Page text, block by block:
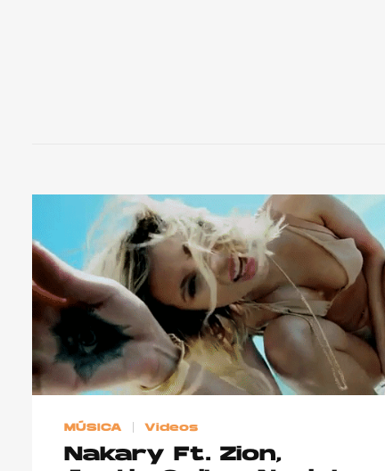
MÚSICA Videos
Nakary Ft. Zion,